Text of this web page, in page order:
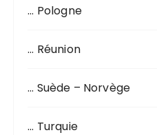
… Pologne
… Réunion
… Suède – Norvège
… Turquie